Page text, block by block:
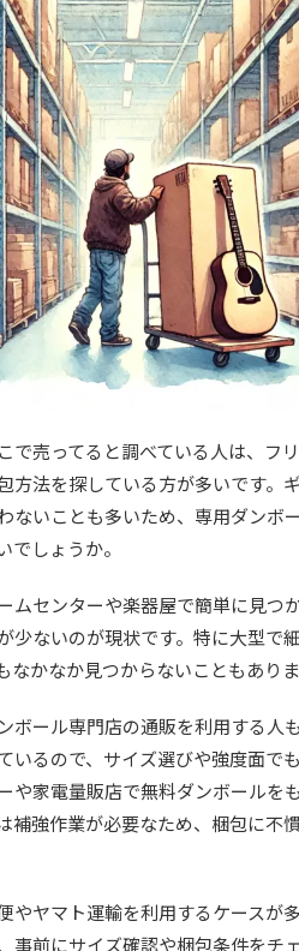
で売ってると調べている人は、フ
方法を探している方が多いです。
ないことも多いため、専用ダンボ
でしょうか。
ムセンターや楽器屋で簡単に見つ
少ないのが現状です。特に大型で
なかなか見つからないこともありま
ボール専門店の通販を利用する人
いるので、サイズ選びや強度面で
や家電量販店で無料ダンボールを
補強作業が必要なため、梱包に不
やヤマト運輸を利用するケースが
事前にサイズ確認や梱包条件をチ